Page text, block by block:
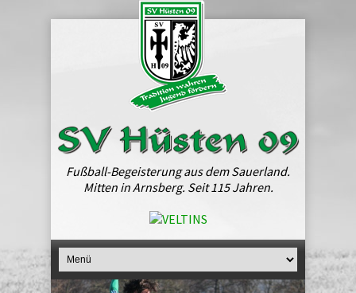
Fußball-Begeisterung aus dem Sauerland.
Mitten in Arnsberg. Seit 115 Jahren.